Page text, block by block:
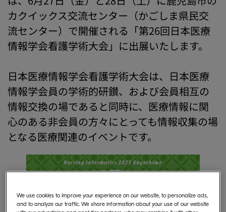
カクイックス交流センター（かごしま県民交
流センター）で開催される「第26回日本医療
情報学会看護学術大会」に出展いたします。
日本医療情報学会看護学術大会は、日本医療
情報学会員の学術的研鑚、および会員相互の
情報交換の場であると同時に、医療情報に関
心のある非会員の方々にとっても情報収集の場
となる医療関連のイベントです。
We use cookies to improve your experience on our website, to personalize ads,
and to analyze our traffic. We share information about your use of our website